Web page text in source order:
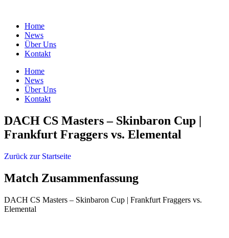
springenHome
News
Über Uns
Kontakt
Home
News
Über Uns
Kontakt
DACH CS Masters – Skinbaron Cup |
Frankfurt Fraggers vs. Elemental
Zurück zur Startseite
Match Zusammenfassung
DACH CS Masters – Skinbaron Cup | Frankfurt Fraggers vs.
Elemental